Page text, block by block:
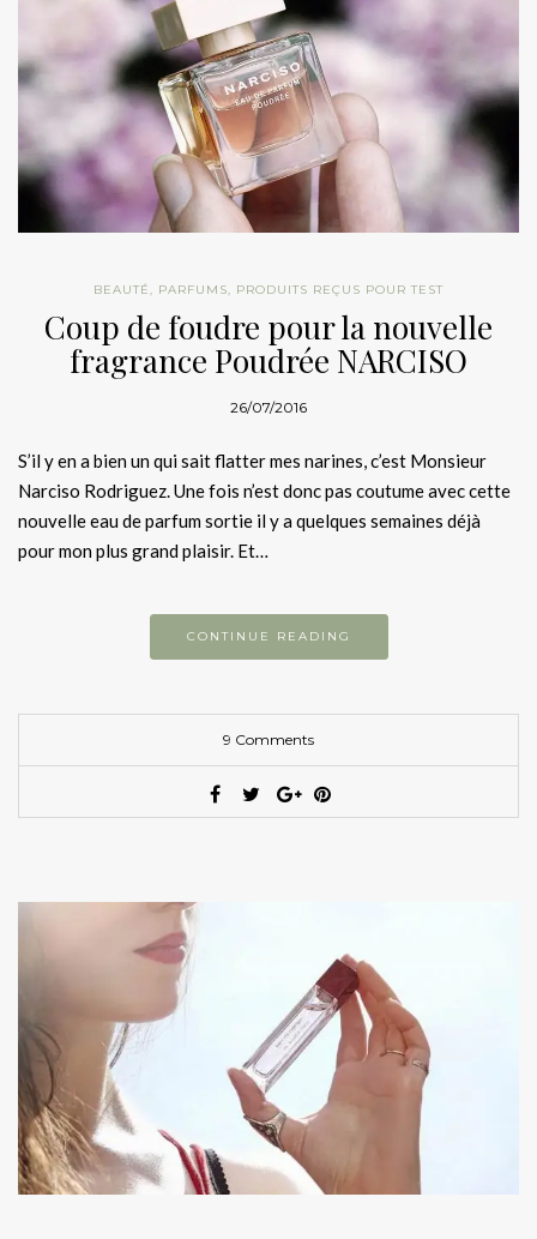
BEAUTÉ, PARFUMS, PRODUITS REÇUS POUR TEST
Coup de foudre pour la nouvelle
fragrance Poudrée NARCISO
26/07/2016
S’il y en a bien un qui sait flatter mes narines, c’est Monsieur
Narciso Rodriguez. Une fois n’est donc pas coutume avec cette
nouvelle eau de parfum sortie il y a quelques semaines déjà
pour mon plus grand plaisir. Et…
CONTINUE READING
9 Comments